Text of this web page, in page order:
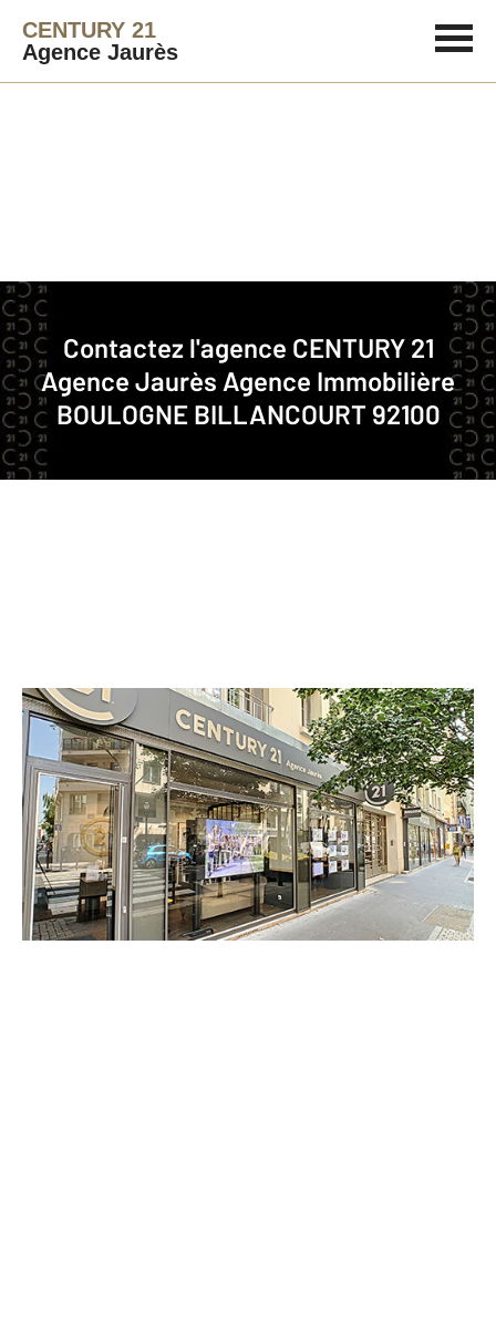
CENTURY 21
Agence Jaurès
Contactez l'agence CENTURY 21
Agence Jaurès Agence Immobilière
BOULOGNE BILLANCOURT 92100
Agence immobilière
Notre agence à BOULOGNE
BILLANCOURT
CENTURY 21 Agence Jaurès
247 bis boulevard Jean Jaurès
BOULOGNE BILLANCOURT - 92100
Envoyer un message
Téléphoner à l'agence